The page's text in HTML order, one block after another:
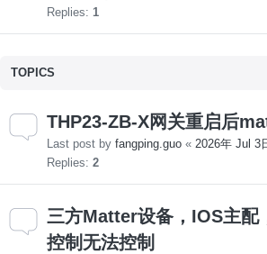
Replies: 1
TOPICS
THP23-ZB-X网关重启后
Last post by fangping.guo « 2026年 Jul 3
Replies: 2
三方Matter设备，IOS主
控制无法控制